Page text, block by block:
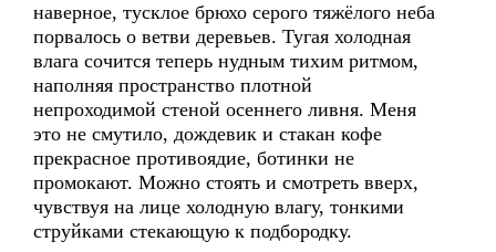
наверное, тусклое брюхо серого тяжёлого неба
порвалось о ветви деревьев. Тугая холодная
влага сочится теперь нудным тихим ритмом,
наполняя пространство плотной
непроходимой стеной осеннего ливня. Меня
это не смутило, дождевик и стакан кофе
прекрасное противоядие, ботинки не
промокают. Можно стоять и смотреть вверх,
чувствуя на лице холодную влагу, тонкими
струйками стекающую к подбородку.